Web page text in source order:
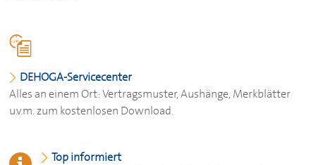
DEHOGA-Servicecenter
Alles an einem Ort: Vertragsmuster, Aushänge, Merkblätter
u.v.m. zum kostenlosen Download.
Top informiert